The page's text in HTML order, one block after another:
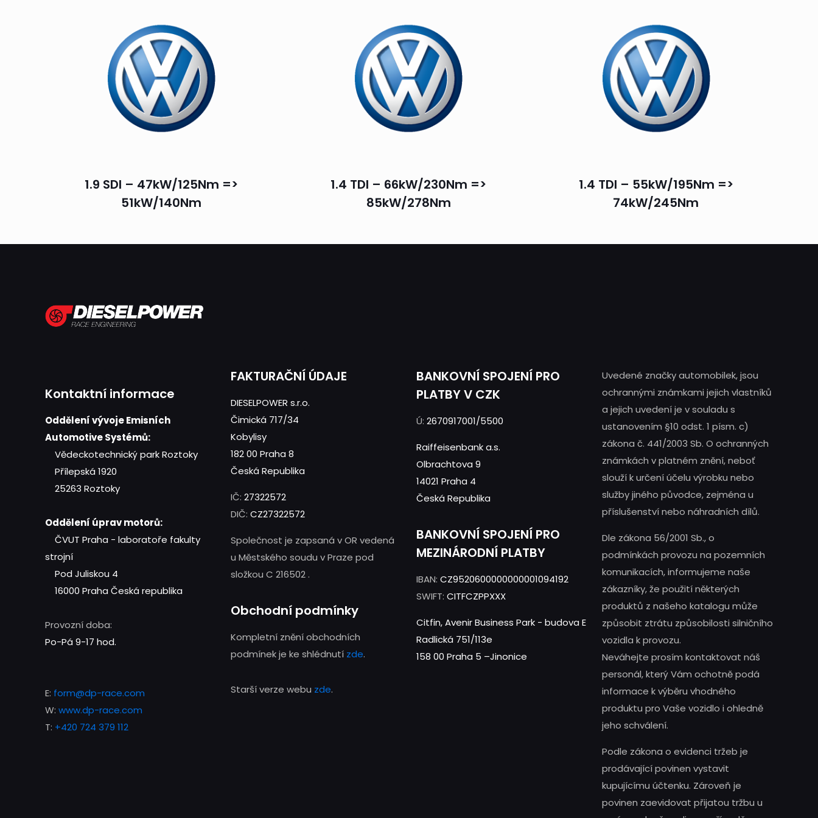
1.9 SDI – 47kW/125Nm =>
51kW/140Nm
1.4 TDI – 66kW/230Nm =>
85kW/278Nm
1.4 TDI – 55kW/195Nm =>
74kW/245Nm
Kontaktní informace
Oddělení vývoje Emisních
Automotive Systémů:
Vědeckotechnický park Roztoky
Přílepská 1920
25263 Roztoky
Oddělení úprav motorů:
ČVUT Praha - laboratoře fakulty
strojní
Pod Juliskou 4
16000 Praha Česká republika
Provozní doba:
Po-Pá 9-17 hod.
E: form@dp-race.com
W: www.dp-race.com
T: +420 724 379 112
FAKTURAČNÍ ÚDAJE
DIESELPOWER s.r.o.
Čimická 717/34
Kobylisy
182 00 Praha 8
Česká Republika
IČ: 27322572
DIČ: CZ27322572
Společnost je zapsaná v OR vedená
u Městského soudu v Praze pod
složkou C 216502 .
Obchodní podmínky
Kompletní znění obchodních
podmínek je ke shlédnutí zde.
Starší verze webu zde.
BANKOVNÍ SPOJENÍ PRO
PLATBY V CZK
Ú: 2670917001/5500
Raiffeisenbank a.s.
Olbrachtova 9
14021 Praha 4
Česká Republika
BANKOVNÍ SPOJENÍ PRO
MEZINÁRODNÍ PLATBY
IBAN: CZ9520600000000001094192
SWIFT: CITFCZPPXXX
Citfin, Avenir Business Park - budova E
Radlická 751/113e
158 00 Praha 5 –Jinonice
Uvedené značky automobilek, jsou
ochrannými známkami jejich vlastníků
a jejich uvedení je v souladu s
ustanovením §10 odst. 1 písm. c)
zákona č. 441/2003 Sb. O ochranných
známkách v platném znění, neboť
slouží k určení účelu výrobku nebo
služby jiného původce, zejména u
příslušenství nebo náhradních dílů.
Dle zákona 56/2001 Sb., o
podmínkách provozu na pozemních
komunikacích, informujeme naše
zákazníky, že použití některých
produktů z našeho katalogu může
způsobit ztrátu způsobilosti silničního
vozidla k provozu.
Neváhejte prosím kontaktovat náš
personál, který Vám ochotně podá
informace k výběru vhodného
produktu pro Vaše vozidlo i ohledně
jeho schválení.
Podle zákona o evidenci tržeb je
prodávající povinen vystavit
kupujícímu účtenku. Zároveň je
povinen zaevidovat přijatou tržbu u